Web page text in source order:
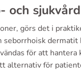
och sjukvård
görs det i
för att
alternativ för